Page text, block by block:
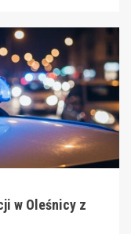
w Oleśnicy z